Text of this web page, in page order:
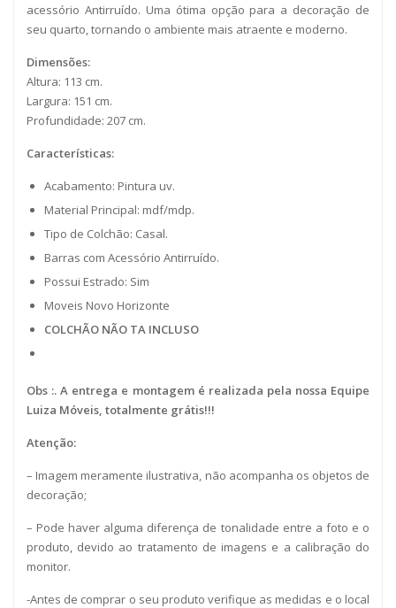
acessório Antirruído. Uma ótima opção para a decoração de
seu quarto, tornando o ambiente mais atraente e moderno.
Dimensões:
Altura: 113 cm.
Largura: 151 cm.
Profundidade: 207 cm.
Características:
Acabamento: Pintura uv.
Material Principal: mdf/mdp.
Tipo de Colchão: Casal.
Barras com Acessório Antirruído.
Possui Estrado: Sim
Moveis Novo Horizonte
COLCHÃO NÃO TA INCLUSO
Obs :. A entrega e montagem é realizada pela nossa Equipe
Luiza Móveis, totalmente grátis!!!
Atenção:
– Imagem meramente ilustrativa, não acompanha os objetos de
decoração;
– Pode haver alguma diferença de tonalidade entre a foto e o
produto, devido ao tratamento de imagens e a calibração do
monitor.
-Antes de comprar o seu produto verifique as medidas e o local